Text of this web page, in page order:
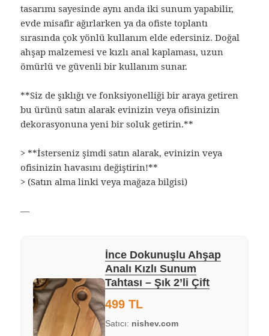
tasarımı sayesinde aynı anda iki sunum yapabilir,
evde misafir ağırlarken ya da ofiste toplantı
sırasında çok yönlü kullanım elde edersiniz. Doğal
ahşap malzemesi ve kızlı anal kaplaması, uzun
ömürlü ve güvenli bir kullanım sunar.
**Siz de şıklığı ve fonksiyonelliği bir araya getiren
bu ürünü satın alarak evinizin veya ofisinizin
dekorasyonuna yeni bir soluk getirin.**
> **İsterseniz şimdi satın alarak, evinizin veya
ofisinizin havasını değiştirin!**
> (Satın alma linki veya mağaza bilgisi)
—
İnce Dokunuşlu Ahşap
Analı Kızlı Sunum
Tahtası – Şık 2’li Çift
499 TL
Satıcı: nishev.com